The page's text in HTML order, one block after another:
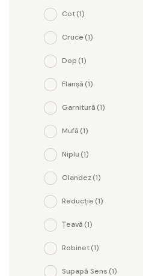
Cot(1)
Cruce(1)
Dop(1)
Flanșă(1)
Garnitură(1)
Mufă(1)
Niplu(1)
Olandez(1)
Reducție(1)
Țeavă(1)
Robinet(1)
Supapă Sens(1)